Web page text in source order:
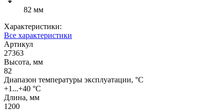
82 мм
Характеристики:
Все характеристики
Артикул
27363
Высота, мм
82
Диапазон температуры эксплуатации, °C
+1...+40 °C
Длина, мм
1200